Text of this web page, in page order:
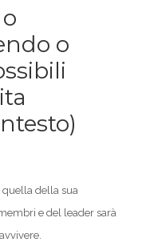
o
quella della sua
e del leader sarà